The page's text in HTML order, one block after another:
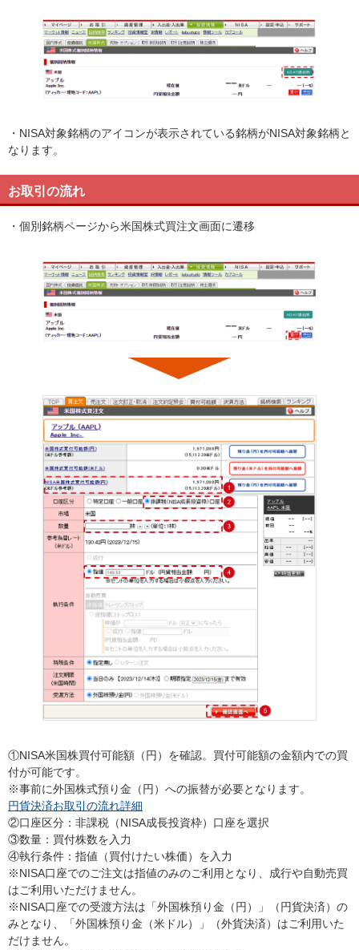
・NISA対象銘柄のアイコンが表示されている銘柄がNISA対象銘柄と
なります。
お取引の流れ
・個別銘柄ページから米国株式買注文画面に遷移
①NISA米国株買付可能額（円）を確認。買付可能額の金額内での買
付が可能です。
※事前に外国株式預り金（円）への振替が必要となります。
円貨決済お取引の流れ詳細
②口座区分：非課税（NISA成長投資枠）口座を選択
③数量：買付株数を入力
④執行条件：指値（買付けたい株価）を入力
※NISA口座でのご注文は指値のみのご利用となり、成行や自動売買
はご利用いただけません。
※NISA口座での受渡方法は「外国株預り金（円）」（円貨決済）の
みとなり、「外国株預り金（米ドル）」（外貨決済）はご利用いた
だけません。